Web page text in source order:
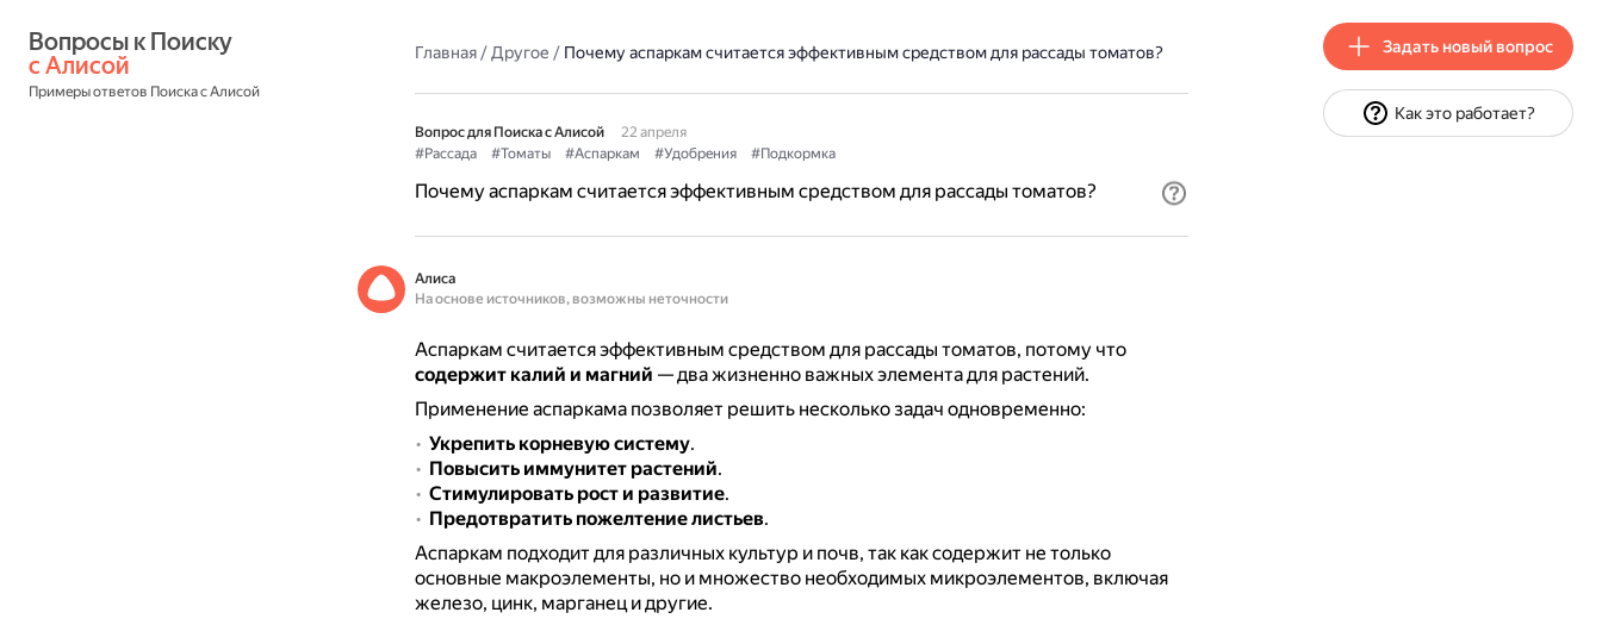
с Алисой
Примеры ответов Поиска с Алисой
Главная/Другое / Почему аспаркам считается эффективным средством для рассады томатов?
Вопрос для Поиска с Алисой
22 апреля
#Рассада
#Томаты #Аспаркам #Удобрения #Подкормка
Почему аспаркам считается эффективным средством для рассады томатов?
Алиса
На основе источников, возможны неточности
Аспаркам считается эффективным средством для рассады томатов, потому что
содержит калий и магний — два жизненно важных элемента для растений.
Применение аспаркама позволяет решить несколько задач одновременно:
Укрепить корневую систему.
Повысить иммунитет растений.
Стимулировать рост и развитие.
Предотвратить пожелтение листьев.
Аспаркам подходит для различных культур и почв, так как содержит не только
основные макроэлементы, но и множество необходимых микроэлементов, включая
железо, цинк, марганец и другие.
Задать новый вопрос
Как это работает?